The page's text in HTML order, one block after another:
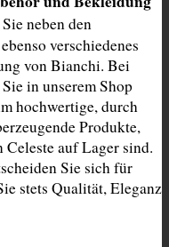
neben den
verschiedenes
von Bianchi. Bei
in unserem Shop
hochwertige, durch
Produkte,
auf Lager sind.
Sie sich für
stets Qualität, Eleganz